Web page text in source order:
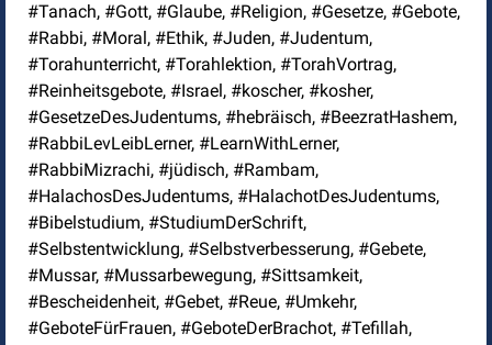
#Tanach, #Gott, #Glaube, #Religion, #Gesetze, #Gebote,
#Rabbi, #Moral, #Ethik, #Juden, #Judentum,
#Torahunterricht, #Torahlektion, #TorahVortrag,
#Reinheitsgebote, #Israel, #koscher, #kosher,
#GesetzeDesJudentums, #hebräisch, #BeezratHashem,
#RabbiLevLeibLerner, #LearnWithLerner,
#RabbiMizrachi, #jüdisch, #Rambam,
#HalachosDesJudentums, #HalachotDesJudentums,
#Bibelstudium, #StudiumDerSchrift,
#Selbstentwicklung, #Selbstverbesserung, #Gebete,
#Mussar, #Mussarbewegung, #Sittsamkeit,
#Bescheidenheit, #Gebet, #Reue, #Umkehr,
#GeboteFürFrauen, #GeboteDerBrachot, #Tefillah,